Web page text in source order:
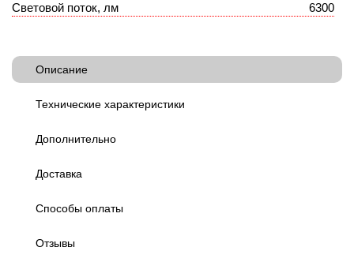
Световой поток, лм
6300
Описание
Технические характеристики
Дополнительно
Доставка
Способы оплаты
Отзывы